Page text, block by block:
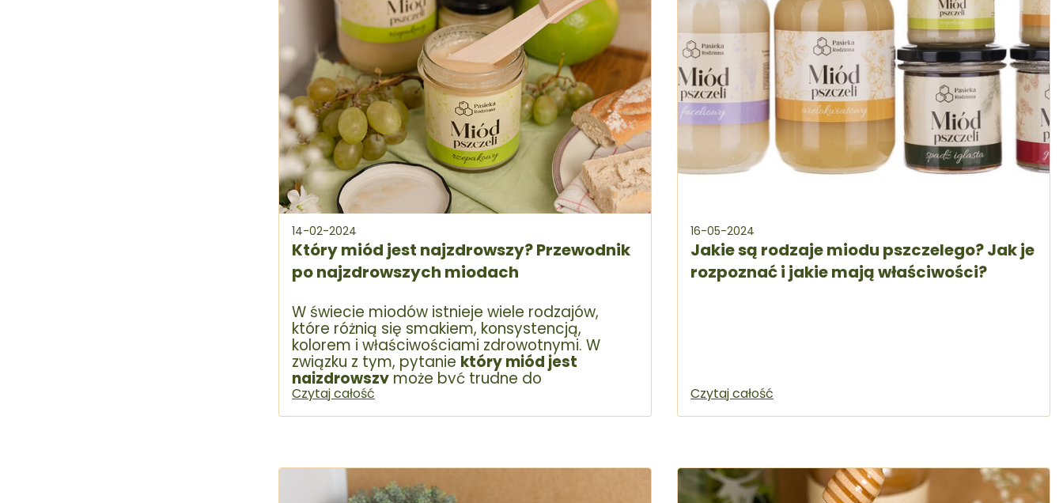
14-02-2024
Który miód jest najzdrowszy? Przewodnik
po najzdrowszych miodach
W świecie miodów istnieje wiele rodzajów,
które różnią się smakiem, konsystencją,
kolorem i właściwościami zdrowotnymi. W
związku z tym, pytanie który miód jest
najzdrowszy może być trudne do
jednoznacznego rozstrzygnięcia. Warto jednak
poznać różnice między poszczególnymi
Czytaj całość
16-05-2024
Jakie są rodzaje miodu pszczelego? Jak je
rozpoznać i jakie mają właściwości?
Czytaj całość